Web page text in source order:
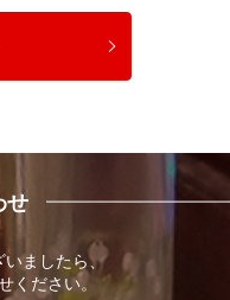
せ
いましたら、
ください。